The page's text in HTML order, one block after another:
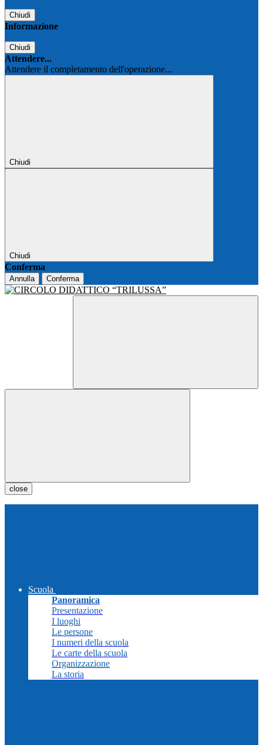
Chiudi
Informazione
Chiudi
Attendere...
Attendere il completamento dell'operazione...
Chiudi
Chiudi
Conferma
Annulla Conferma
close
Scuola
Panoramica
Presentazione
I luoghi
Le persone
I numeri della scuola
Le carte della scuola
Organizzazione
La storia